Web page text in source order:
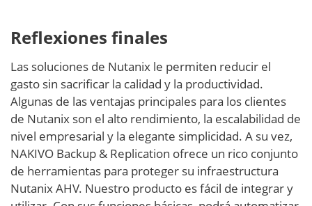
Reflexiones finales
Las soluciones de Nutanix le permiten reducir el
gasto sin sacrificar la calidad y la productividad.
Algunas de las ventajas principales para los clientes
de Nutanix son el alto rendimiento, la escalabilidad de
nivel empresarial y la elegante simplicidad. A su vez,
NAKIVO Backup & Replication ofrece un rico conjunto
de herramientas para proteger su infraestructura
Nutanix AHV. Nuestro producto es fácil de integrar y